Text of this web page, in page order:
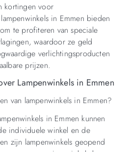
kortingen voor
in Emmen bieden
te profiteren van speciale
waardoor ze geld
verlichtingsproducten
prijzen.
Lampenwinkels in Emmen
van lampenwinkels in Emmen?
in Emmen kunnen
individuele winkel en de
zijn lampenwinkels geopend